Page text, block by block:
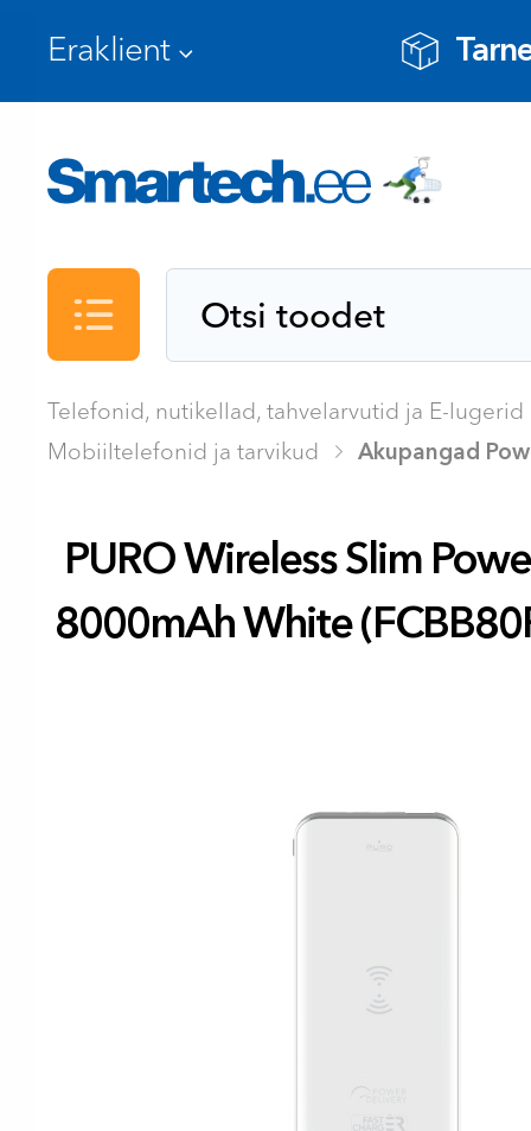
Kataloog
Telefonid, nutikellad, tahvelarvutid ja E-lugerid
Mobiiltelefonid ja tarvikud
Akupangad
PURO Wireless Slim
8000mAh White